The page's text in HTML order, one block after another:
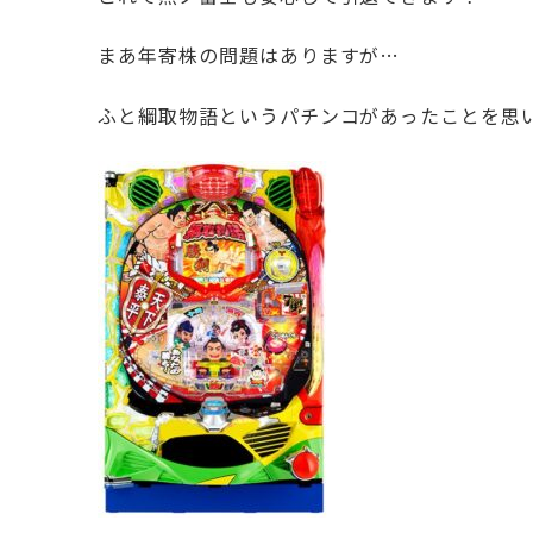
まあ年寄株の問題はありますが…
ふと綱取物語というパチンコがあったことを思